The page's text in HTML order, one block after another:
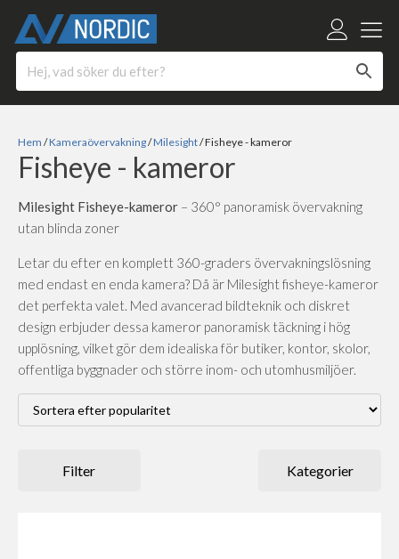
Hem /Kameraövervakning/Milesight/ Fisheye - kameror
Fisheye - kameror
Milesight Fisheye-kameror – 360° panoramisk övervakning
utan blinda zoner
Letar du efter en komplett 360-graders övervakningslösning
med endast en enda kamera? Då är Milesight fisheye-kameror
det perfekta valet. Med avancerad bildteknik och diskret
design erbjuder dessa kameror panoramisk täckning i hög
upplösning, vilket gör dem idealiska för butiker, kontor, skolor,
offentliga byggnader och större inom- och utomhusmiljöer.
Filter Kategorier